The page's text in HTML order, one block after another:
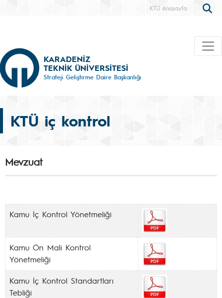
KTÜ Anasayfa
KARADENİZ
TEKNİK ÜNİVERSİTESİ
Strateji Geliştirme Daire Başkanlığı
KTÜ iç kontrol
Mevzuat
Kamu İç Kontrol Yönetmeliği
Kamu Ön Mali Kontrol
Yönetmeliği
Kamu İç Kontrol Standartları
Tebliği